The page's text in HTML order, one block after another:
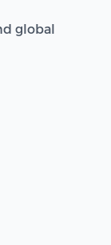
global